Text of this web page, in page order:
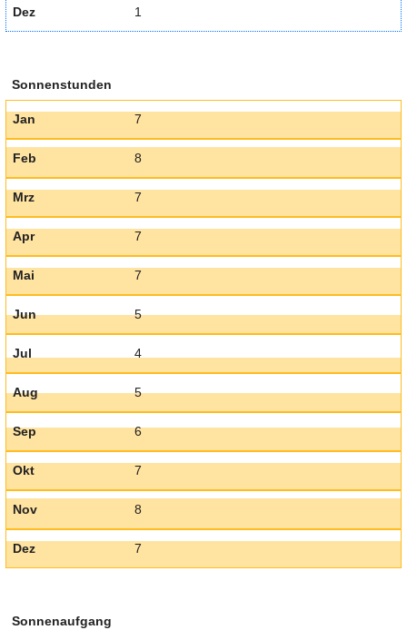
Dez 1
Sonnenstunden
Jan 7
Feb 8
Mrz 7
Apr 7
Mai 7
Jun 5
Jul 4
Aug 5
Sep 6
Okt 7
Nov 8
Dez 7
Sonnenaufgang